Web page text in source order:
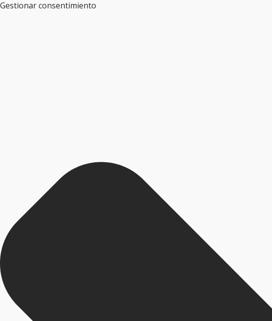
Gestionar consentimiento